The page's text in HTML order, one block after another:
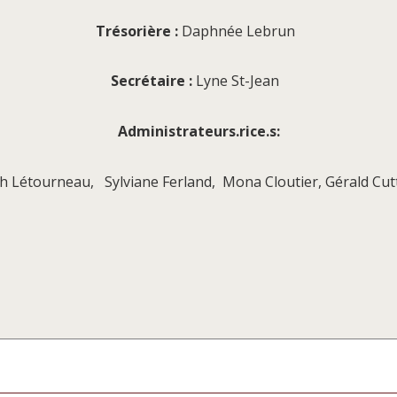
Trésorière : Daphnée Lebrun
Secrétaire : Lyne St-Jean
Administrateurs.rice.s:
Létourneau, Sylviane Ferland, Mona Cloutier, Gérald